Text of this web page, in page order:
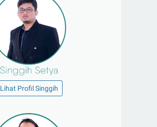
Lihat Profil Singgih